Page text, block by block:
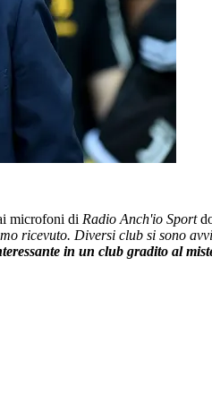
microfoni di Radio Anch'io Sport
ricevuto. Diversi club si sono
in un club gradito al